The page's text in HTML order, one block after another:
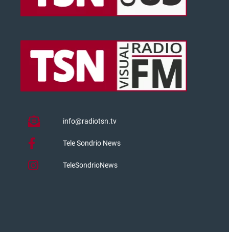
info@radiotsn.tv
Tele Sondrio News
TeleSondrioNews